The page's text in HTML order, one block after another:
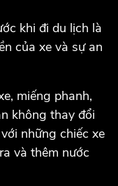
khi đi du lịch là
của xe và sự an
miếng phanh,
không thay đổi
những chiếc xe
và thêm nước